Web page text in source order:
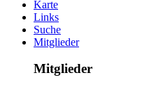
Karte
Links
Suche
Mitglieder
Mitglieder